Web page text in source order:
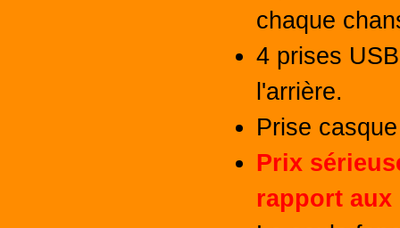
chaque
4 prises
l'arrière.
Prise
Prix
rapport aux